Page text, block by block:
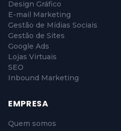
Design Gráfico
E-mail Marketing
Gestão de Mídias Sociais
Gestão de Sites
Google Ads
Lojas Virtuais
SEO
Inbound Marketing
EMPRESA
Quem somos